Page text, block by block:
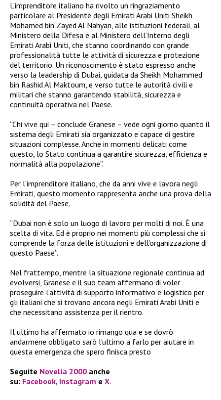
L’imprenditore italiano ha rivolto un ringraziamento
particolare al Presidente degli Emirati Arabi Uniti Sheikh
Mohamed bin Zayed Al Nahyan, alle istituzioni federali, al
Ministero della Difesa e al Ministero dell’Interno degli
Emirati Arabi Uniti, che stanno coordinando con grande
professionalità tutte le attività di sicurezza e protezione
del territorio. Un riconoscimento è stato espresso anche
verso la leadership di Dubai, guidata da Sheikh Mohammed
bin Rashid Al Maktoum, e verso tutte le autorità civili e
militari che stanno garantendo stabilità, sicurezza e
continuità operativa nel Paese.
“Chi vive qui – conclude Granese – vede ogni giorno quanto il
sistema degli Emirati sia organizzato e capace di gestire
situazioni complesse. Anche in momenti delicati come
questo, lo Stato continua a garantire sicurezza, efficienza e
normalità alla popolazione”.
Per l’imprenditore italiano, che da anni vive e lavora negli
Emirati, questo momento rappresenta anche una prova della
solidità del Paese.
“Dubai non è solo un luogo di lavoro per molti di noi. È una
scelta di vita. Ed è proprio nei momenti più complessi che si
comprende la forza delle istituzioni e dell’organizzazione di
questo Paese”.
Nel frattempo, mentre la situazione regionale continua ad
evolversi, Granese e il suo team affermano di voler
proseguire l’attività di supporto informativo e logistico per
gli italiani che si trovano ancora negli Emirati Arabi Uniti e
che necessitano assistenza per il rientro.
Il ultimo ha affermato io rimango qua e se dovrò
andarmene obbligato sarò l’ultimo a farlo per aiutare in
questa emergenza che spero finisca presto
Seguite Novella 2000 anche
su: Facebook, Instagram e X.